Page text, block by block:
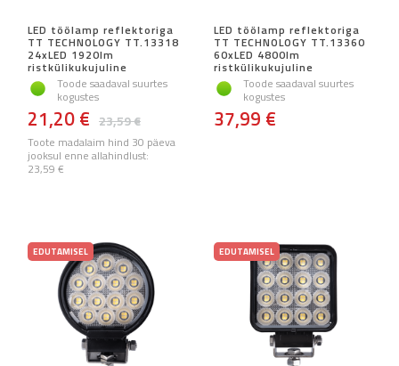
LED töölamp reflektoriga
TT TECHNOLOGY TT.13318
24xLED 1920lm
ristkülikukujuline
Toode saadaval suurtes
kogustes
23,59 €
21,20 €
Toote madalaim hind 30 päeva
jooksul enne allahindlust:
23,59 €
LED töölamp reflektoriga
TT TECHNOLOGY TT.13360
60xLED 4800lm
ristkülikukujuline
Toode saadaval suurtes
kogustes
37,99 €
EDUTAMISEL EDUTAMISEL